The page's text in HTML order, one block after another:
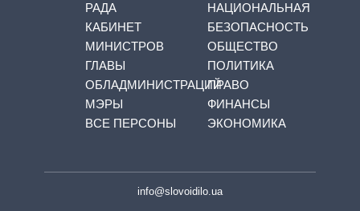
РАДА
КАБИНЕТ
МИНИСТРОВ
ГЛАВЫ
ОБЛАДМИНИСТРАЦИЙ
МЭРЫ
ВСЕ ПЕРСОНЫ
НАЦИОНАЛЬНАЯ
БЕЗОПАСНОСТЬ
ОБЩЕСТВО
ПОЛИТИКА
ПРАВО
ФИНАНСЫ
ЭКОНОМИКА
info@slovoidilo.ua